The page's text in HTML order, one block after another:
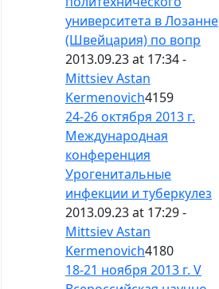
университета в Лозанне
(Швейцария) по вопр
2013.09.23 at 17:34 -
Mittsiev Astan
Kermenovich4159
24-26 октября 2013 г.
Международная
конференция
Урогенитальные
инфекции и туберкулез
2013.09.23 at 17:29 -
Mittsiev Astan
Kermenovich4180
18-21 ноября 2013 г. V